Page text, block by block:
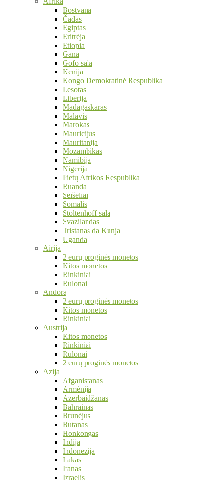
Bostvana
Čadas
Egiptas
Eritrėja
Etiopia
Gana
Gofo sala
Kenija
Kongo Demokratinė Respublika
Lesotas
Liberija
Madagaskaras
Malavis
Marokas
Mauricijus
Mauritanija
Mozambikas
Namibija
Nigerija
Pietų Afrikos Respublika
Ruanda
Seišeliai
Somalis
Stoltenhoff sala
Svazilandas
Tristanas da Kunja
Uganda
Airija
2 eurų proginės monetos
Kitos monetos
Rinkiniai
Rulonai
Andora
2 eurų proginės monetos
Kitos monetos
Rinkiniai
Austrija
Kitos monetos
Rinkiniai
Rulonai
2 eurų proginės monetos
Azija
Afganistanas
Armėnija
Azerbaidžanas
Bahrainas
Brunėjus
Butanas
Honkongas
Indija
Indonezija
Irakas
Iranas
Izraelis